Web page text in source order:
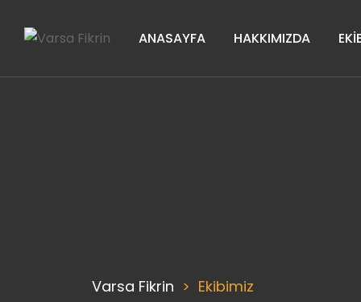
ANASAYFA HAKKIMIZDA
Varsa Fikrin Ekibimiz